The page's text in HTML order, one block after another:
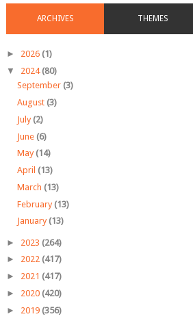
ARCHIVES THEMES
► 2026 (1)
▼ 2024 (80)
September (3)
August (3)
July (2)
June (6)
May (14)
April (13)
March (13)
February (13)
January (13)
► 2023 (264)
► 2022 (417)
► 2021 (417)
► 2020 (420)
► 2019 (356)